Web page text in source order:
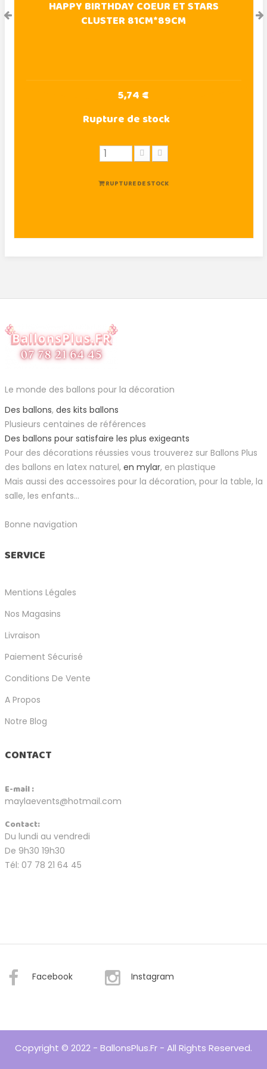
HAPPY BIRTHDAY COEUR ET STARS
CLUSTER 81CM*89CM
5,74 €
Rupture de stock
RUPTURE DE STOCK
Le monde des ballons pour la décoration
Des ballons, des kits ballons
Plusieurs centaines de références
Des ballons pour satisfaire les plus exigeants
Pour des décorations réussies vous trouverez sur Ballons Plus
des ballons en latex naturel, en mylar, en plastique
Mais aussi des accessoires pour la décoration, pour la table, la
salle, les enfants...
Bonne navigation
SERVICE
Mentions Légales
Nos Magasins
Livraison
Paiement Sécurisé
Conditions De Vente
A Propos
Notre Blog
CONTACT
E-mail :
maylaevents@hotmail.com
Contact:
Du lundi au vendredi
De 9h30 19h30
Tél: 07 78 21 64 45
Facebook Instagram
Copyright © 2022 - BallonsPlus.fr - All Rights Reserved.